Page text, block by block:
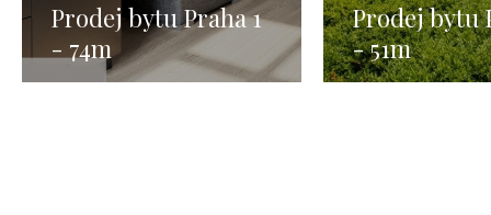
Prodej bytu Praha 1
- 74m
Prodej bytu
- 51m